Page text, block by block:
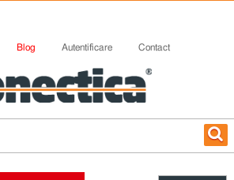
Blog Autentificare Contact